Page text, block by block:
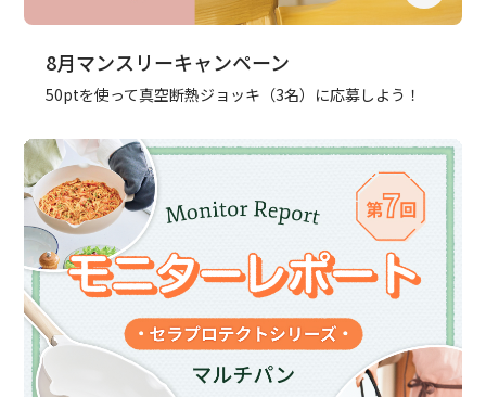
8月マンスリーキャンペーン
50ptを使って真空断熱ジョッキ（3名）に応募しよう！